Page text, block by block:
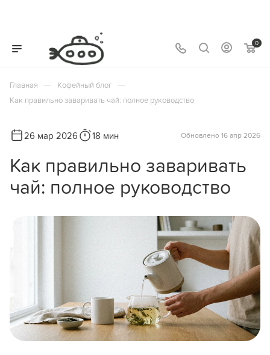
0
Главная — Кофейный блог —
Как правильно заваривать чай: полное руководство
26 мар 2026 18 мин Обновлено 16 апр 2026
Как правильно заваривать
чай: полное руководство